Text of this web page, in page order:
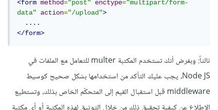
<form method="post" enctype="multipart/form-
data"
action="/upload">
</form>
ثالثاً: وبفرض أنك تستخدم المكتبة multer للتعامل مع الملفات في
Node JS، يجب عليك التأكد من استخدامها بشكل صحيح كوسيط
middleware قبل استقبال القيم إلى المتحكّم الخاص بذلك، وتستطيع